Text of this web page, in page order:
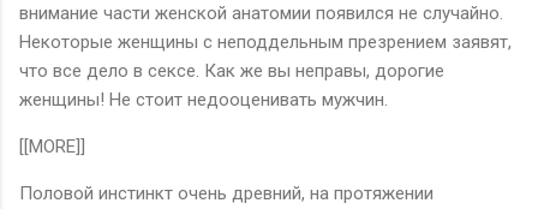
внимание части женской анатомии появился не случайно.
Некоторые женщины с неподдельным презрением заявят,
что все дело в сексе. Как же вы неправы, дорогие
женщины! Не стоит недооценивать мужчин.
[[MORE]]
Половой инстинкт очень древний, на протяжении